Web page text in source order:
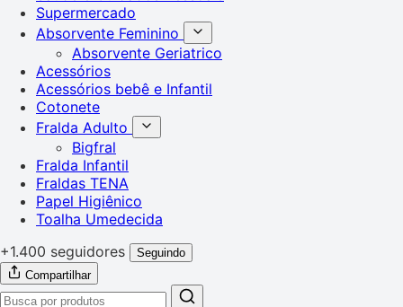
Supermercado
Absorvente Feminino
Absorvente Geriatrico
Acessórios
Acessórios bebê e Infantil
Cotonete
Fralda Adulto
Bigfral
Fralda Infantil
Fraldas TENA
Papel Higiênico
Toalha Umedecida
+1.400 seguidores
Seguindo
Compartilhar